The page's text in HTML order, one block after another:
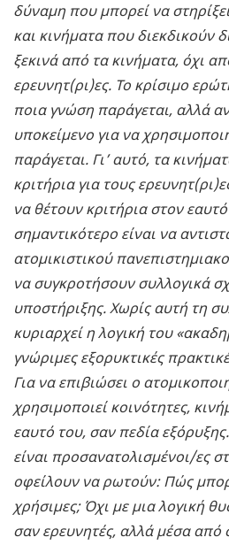
δύναμη που μπορεί να
και κινήματα που διεκδικούν
ξεκινά από τα κινήματα, όχι
ερευνητ(ρι)ες. Το κρίσιμο
ποια γνώση παράγεται, αλλά
υποκείμενο για να
παράγεται. Γι’ αυτό, τα
κριτήρια για τους
να θέτουν κριτήρια στον
σημαντικότερο είναι να
ατομικιστικού
να συγκροτήσουν συλλογικά
υποστήριξης. Χωρίς αυτή τη
κυριαρχεί η λογική του
γνώριμες εξορυκτικές
Για να επιβιώσει ο
χρησιμοποιεί κοινότητες,
εαυτό του, σαν πεδία
είναι προσανατολισμένοι/ες
οφείλουν να ρωτούν: Πώς
χρήσιμες; Όχι με μια λογική
σαν ερευνητές, αλλά μέσα από